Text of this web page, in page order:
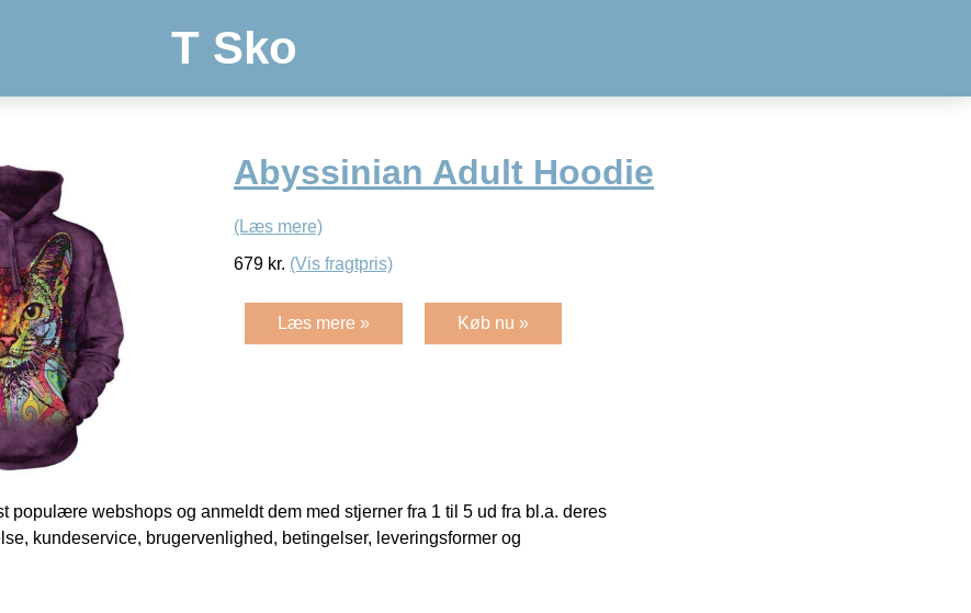
T Sko
Abyssinian Adult Hoodie
(Læs mere)
679 kr. (Vis fragtpris)
Læs mere » Køb nu »
populære webshops og anmeldt dem med stjerner fra 1 til 5 ud fra bl.a. deres
kundeservice, brugervenlighed, betingelser, leveringsformer og